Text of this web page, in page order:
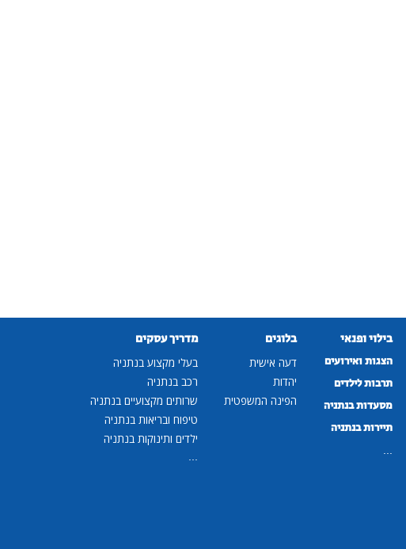
בילוי ופנאי
הצגות ואירועים
תרבות לילדים
מסעדות בנתניה
תיירות בנתניה
...
בלוגים
דעה אישית
יהדות
הפינה המשפטית
מדריך עסקים
בעלי מקצוע בנתניה
רכב בנתניה
שרותים מקצועיים בנתניה
טיפוח ובריאות בנתניה
ילדים ותינוקות בנתניה
...